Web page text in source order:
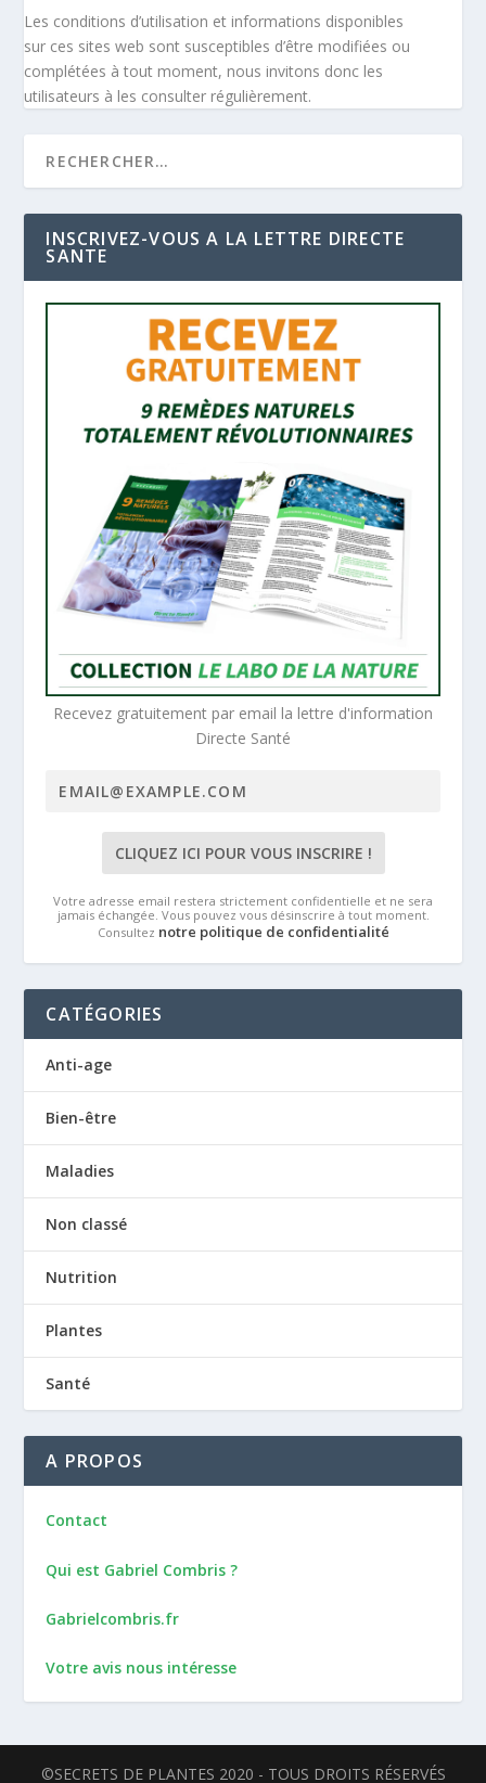
Les conditions d’utilisation et informations disponibles
sur ces sites web sont susceptibles d’être modifiées ou
complétées à tout moment, nous invitons donc les
utilisateurs à les consulter régulièrement.
INSCRIVEZ-VOUS A LA LETTRE DIRECTE
SANTE
Recevez gratuitement par email la lettre d'information
Directe Santé
Votre adresse email restera strictement confidentielle et ne sera
jamais échangée. Vous pouvez vous désinscrire à tout moment.
Consultez notre politique de confidentialité
CATÉGORIES
Anti-age
Bien-être
Maladies
Non classé
Nutrition
Plantes
Santé
A PROPOS
Contact
Qui est Gabriel Combris ?
Gabrielcombris.fr
Votre avis nous intéresse
©SECRETS DE PLANTES 2020 - TOUS DROITS RÉSERVÉS